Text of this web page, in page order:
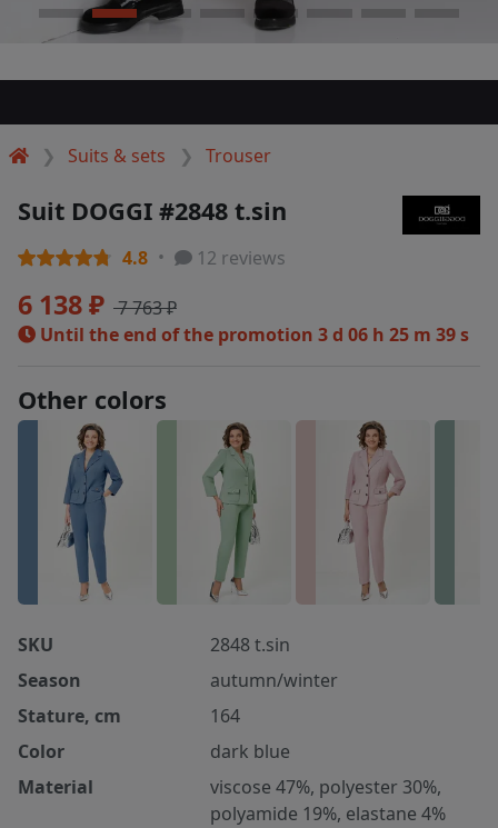
Suits & sets Trouser
Suit DOGGI #2848 t.sin
4.8 12 reviews
6 138 ₽ 7 763 ₽
Until the end of the promotion 3 d 06 h 25 m 39 s
Other colors
SKU
2848 t.sin
Season
autumn/winter
Stature, cm
164
Color
dark blue
Material
viscose 47%, polyester 30%,
polyamide 19%, elastane 4%